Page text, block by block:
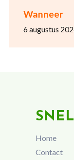
Wanneer
6 augustus
Home
Contact